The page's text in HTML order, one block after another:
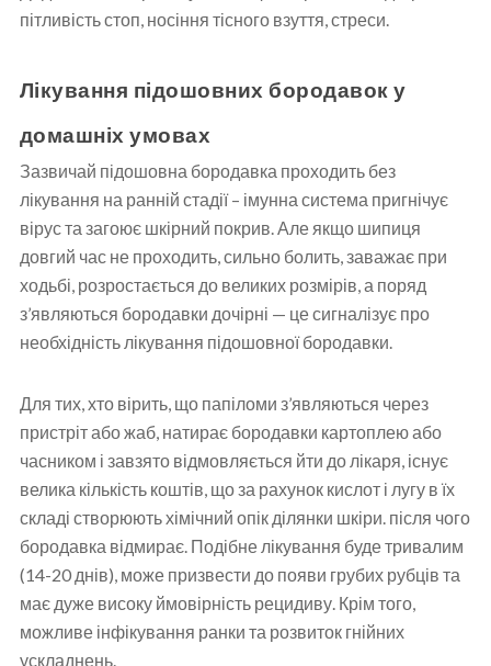
пітливість стоп, носіння тісного взуття, стреси.
Лікування підошовних бородавок у
домашніх умовах
Зазвичай підошовна бородавка проходить без
лікування на ранній стадії – імунна система пригнічує
вірус та загоює шкірний покрив. Але якщо шипиця
довгий час не проходить, сильно болить, заважає при
ходьбі, розростається до великих розмірів, а поряд
з’являються бородавки дочірні — це сигналізує про
необхідність лікування підошовної бородавки.
Для тих, хто вірить, що папіломи з’являються через
пристріт або жаб, натирає бородавки картоплею або
часником і завзято відмовляється йти до лікаря, існує
велика кількість коштів, що за рахунок кислот і лугу в їх
складі створюють хімічний опік ділянки шкіри. після чого
бородавка відмирає. Подібне лікування буде тривалим
(14-20 днів), може призвести до появи грубих рубців та
має дуже високу ймовірність рецидиву. Крім того,
можливе інфікування ранки та розвиток гнійних
ускладнень.